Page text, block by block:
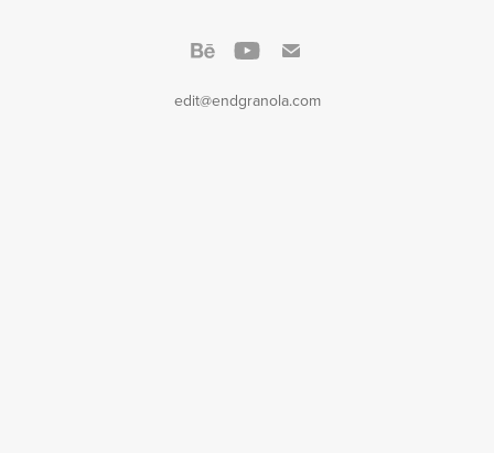
edit@endgranola.com